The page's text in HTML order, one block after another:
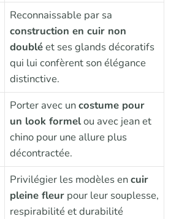
Reconnaissable par sa
construction en cuir non
doubléet ses glands décoratifs
qui lui confèrent son élégance
distinctive.
Porter avec uncostume pour
un look formelou avec jean et
chino pour une allure plus
décontractée.
Privilégier les modèles encuir
pleine fleur pour leur souplesse,
respirabilité et durabilité